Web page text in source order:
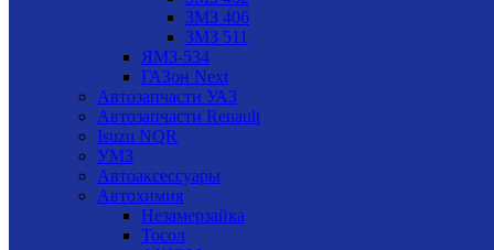
ЗМЗ 406
ЗМЗ 511
ЯМЗ-534
ГАЗон Next
Автозапчасти УАЗ
Автозапчасти Renault
Isuzu NQR
УМЗ
Автоаксессуары
Автохимия
Незамерзайка
Тосол